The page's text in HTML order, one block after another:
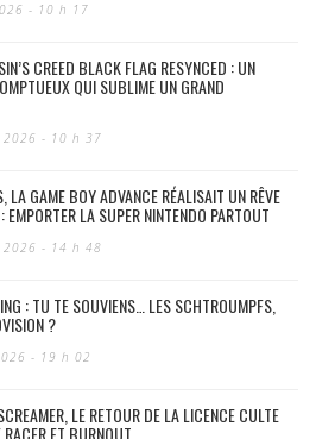
- 10 h 17
CREED BLACK FLAG RESYNCED : UN
QUI SUBLIME UN GRAND
2026 - 10 h 37
LA GAME BOY ADVANCE RÉALISAIT UN RÊVE
EMPORTER LA SUPER NINTENDO PARTOUT
2026 - 14 h 48
: TU TE SOUVIENS… LES SCHTROUMPFS,
?
- 19 h 02
LE RETOUR DE LA LICENCE CULTE
RACER ET BURNOUT